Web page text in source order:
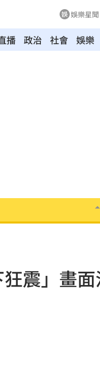
娛樂星聞
播 政治 社會 娛樂
狂震」畫